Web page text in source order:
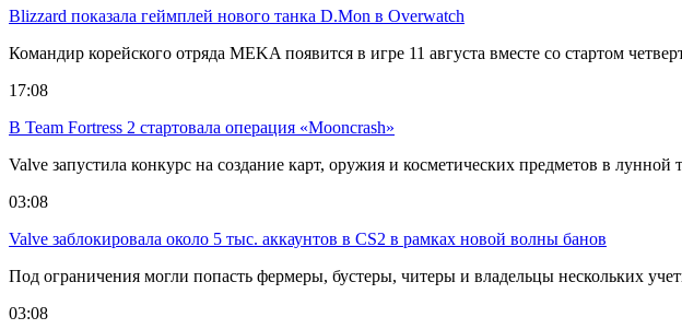
Blizzard показала геймплей нового танка D.Mon в Overwatch
Командир корейского отряда MEKA появится в игре 11 августа вместе со стартом
17:08
В Team Fortress 2 стартовала операция «Mooncrash»
Valve запустила конкурс на создание карт, оружия и косметических предметов в лунной
03:08
Valve заблокировала около 5 тыс. аккаунтов в CS2 в рамках новой волны банов
Под ограничения могли попасть фермеры, бустеры, читеры и владельцы нескольких
03:08